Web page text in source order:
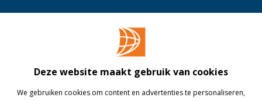
Bedrijven
Onderzoek
Contact
Library
Webshop
Deze website maakt gebruik van cookies
We gebruiken cookies om content en advertenties te personaliseren,